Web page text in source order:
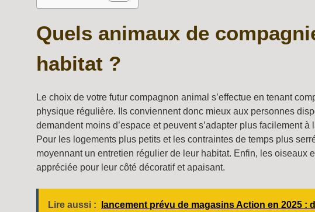
Quels animaux de
habitat ?
Le choix de votre futur compagnon animal s’effectue en tenant
physique régulière. Ils conviennent donc mieux aux personnes
demandent moins d’espace et peuvent s’adapter plus facilement
Pour les logements plus petits et les contraintes de temps plus
moyennant un entretien régulier de leur habitat. Enfin, les
appréciée pour leur côté décoratif et apaisant.
Lire aussi : lancement prévu de magasins Action en 2025 :